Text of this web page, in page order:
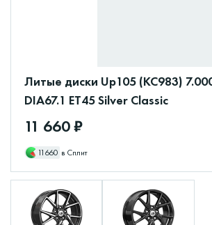
Литые диски Up105 (КС983)
DIA67.1 ET45 Silver Classic
11 660 ₽
11660 в Сплит